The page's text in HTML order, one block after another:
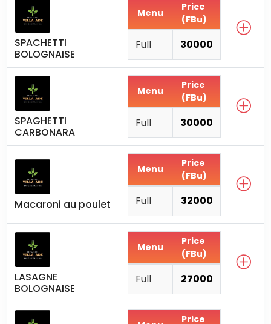
SPACHETTI
BOLOGNAISE
Menu
Price
(FBu)
Full 30000
SPAGHETTI
CARBONARA
Menu
Price
(FBu)
Full 30000
Macaroni au poulet
Menu
Price
(FBu)
Full 32000
LASAGNE
BOLOGNAISE
Menu
Price
(FBu)
Full 27000
Price